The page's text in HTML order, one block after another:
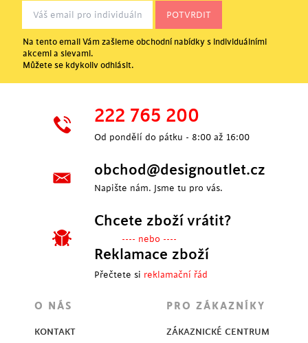
Na tento email Vám zašleme obchodní nabídky s individuálními
akcemi a slevami.
Můžete se kdykoliv odhlásit.
222 765 200
Od pondělí do pátku - 8:00 až 16:00
obchod@designoutlet.cz
Napište nám. Jsme tu pro vás.
Chcete zboží vrátit?
---- nebo ----
Reklamace zboží
Přečtete si reklamační řád
O NÁS
KONTAKT
PRO ZÁKAZNÍKY
ZÁKAZNICKÉ CENTRUM